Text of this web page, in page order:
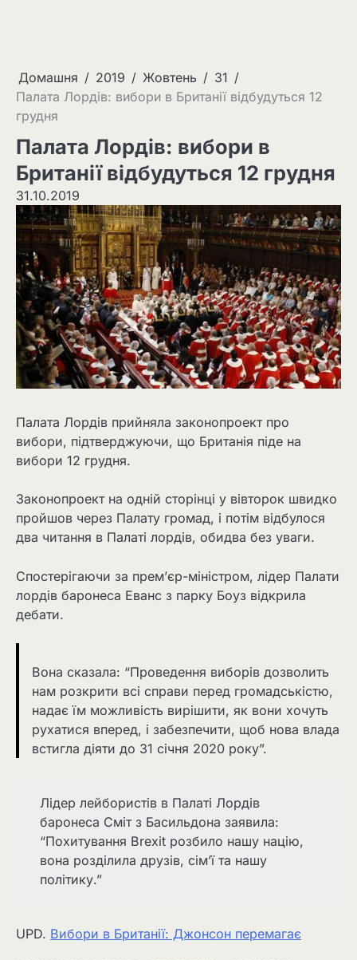
Домашня 2019 Жовтень
31
Палата Лордів: вибори в Британії відбудуться 12
грудня
Палата Лордів: вибори в
Британії відбудуться 12 грудня
31.10.2019
Палата Лордів прийняла законопроект про
вибори, підтверджуючи, що Британія піде на
вибори 12 грудня.
Законопроект на одній сторінці у вівторок швидко
пройшов через Палату громад, і потім відбулося
два читання в Палаті лордів, обидва без уваги.
Спостерігаючи за прем’єр-міністром, лідер Палати
лордів баронеса Еванс з парку Боуз відкрила
дебати.
Вона сказала: “Проведення виборів дозволить
нам розкрити всі справи перед громадськістю,
надає їм можливість вирішити, як вони хочуть
рухатися вперед, і забезпечити, щоб нова влада
встигла діяти до 31 січня 2020 року”.
Лідер лейбористів в Палаті Лордів
баронеса Сміт з Басильдона заявила:
“Похитування Brexit розбило нашу націю,
вона розділила друзів, сім’ї та нашу
політику.”
UPD. Вибори в Британії: Джонсон перемагає